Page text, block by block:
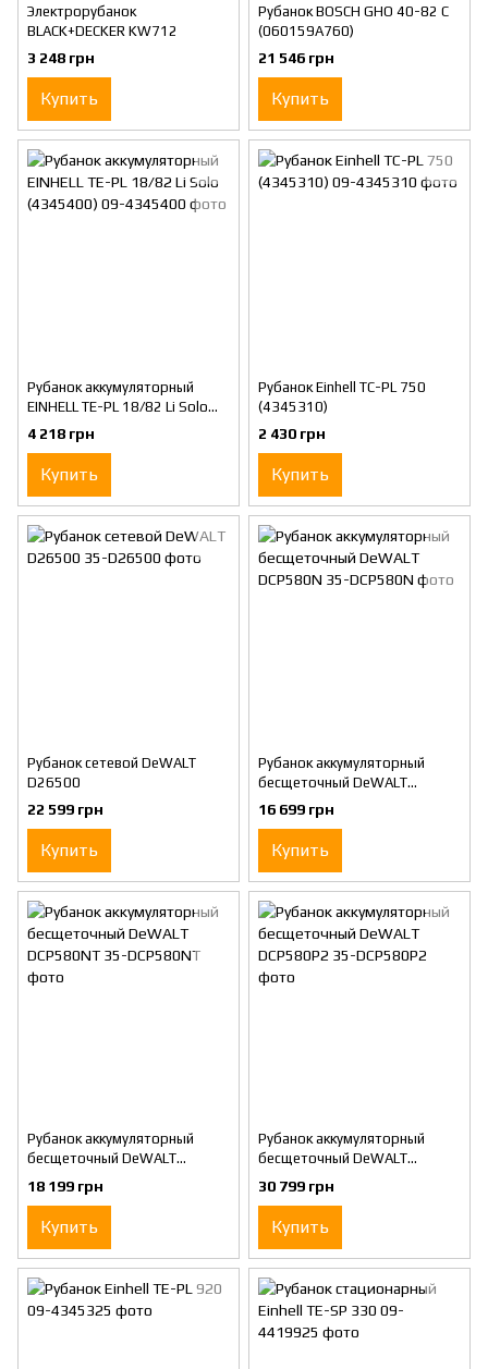
Электрорубанок
BLACK+DECKER KW712
3 248 грн
Купить
Рубанок BOSCH GHO 40-82 С
(060159A760)
21 546 грн
Купить
Рубанок аккумуляторный
EINHELL TE-PL 18/82 Li Solo
(4345400)
4 218 грн
Купить
Рубанок Einhell TC-PL 750
(4345310)
2 430 грн
Купить
Рубанок сетевой DeWALT
D26500
22 599 грн
Купить
Рубанок аккумуляторный
бесщеточный DeWALT
DCP580N
16 699 грн
Купить
Рубанок аккумуляторный
бесщеточный DeWALT
DCP580NT
18 199 грн
Купить
Рубанок аккумуляторный
бесщеточный DeWALT
DCP580P2
30 799 грн
Купить